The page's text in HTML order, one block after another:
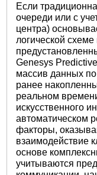
Если
очереди или с
центра)
логической
Genesys
массив данных
ранее
реальном
искусственного
автоматическом
факторы,
взаимодействие
основе
учитываются